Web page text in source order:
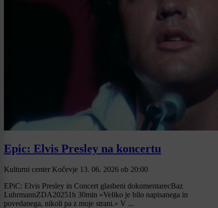
Epic: Elvis Presley na koncertu
Kulturni center Kočevje 13. 06. 2026 ob 20:00
EPiC: Elvis Presley in Concert glasbeni dokumentarecBaz
LuhrmannZDA20251h 30min »Veliko je bilo napisanega in
povedanega, nikoli pa z moje strani.« V ...